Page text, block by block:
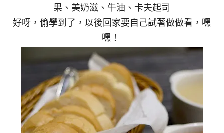
果、美奶滋、牛油、卡夫起司
好呀，偷學到了，以後回家要自己試著做做看，嘿
嘿！